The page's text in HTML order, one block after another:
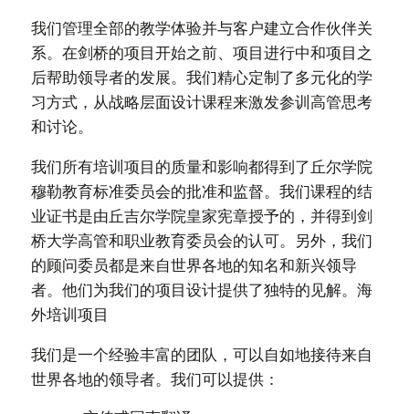
我们管理全部的教学体验并与客户建立合作伙伴关
系。在剑桥的项目开始之前、项目进行中和项目之
后帮助领导者的发展。我们精心定制了多元化的学
习方式，从战略层面设计课程来激发参训高管思考
和讨论。
我们所有培训项目的质量和影响都得到了丘尔学院
穆勒教育标准委员会的批准和监督。我们课程的结
业证书是由丘吉尔学院皇家宪章授予的，并得到剑
桥大学高管和职业教育委员会的认可。另外，我们
的顾问委员都是来自世界各地的知名和新兴领导
者。他们为我们的项目设计提供了独特的见解。海
外培训项目
我们是一个经验丰富的团队，可以自如地接待来自
世界各地的领导者。我们可以提供：